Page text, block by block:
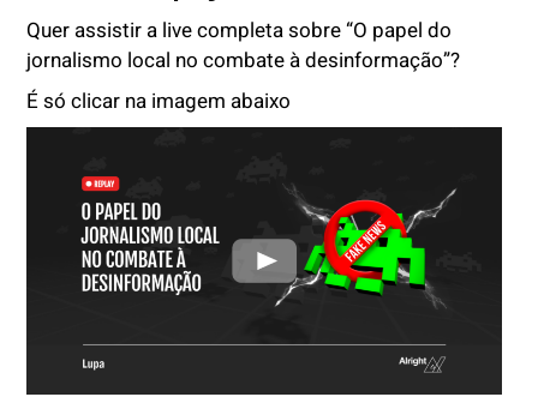
Quer assistir a live completa sobre “O papel do
jornalismo local no combate à desinformação”?
É só clicar na imagem abaixo